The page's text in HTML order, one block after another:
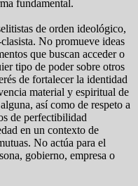
fundamental.
de orden ideológico,
No promueve ideas
que buscan acceder o
tipo de poder sobre otros
de fortalecer la identidad
material y espiritual de
así como de respeto a
de perfectibilidad
en un contexto de
No actúa para el
gobierno, empresa o